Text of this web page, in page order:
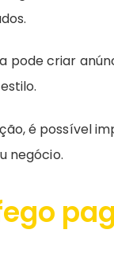
pode criar
é possível
negócio.